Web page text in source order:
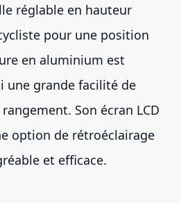
réglable en hauteur
pour une position
en aluminium est
une grande facilité de
Son écran LCD
option de rétroéclairage
et efficace.